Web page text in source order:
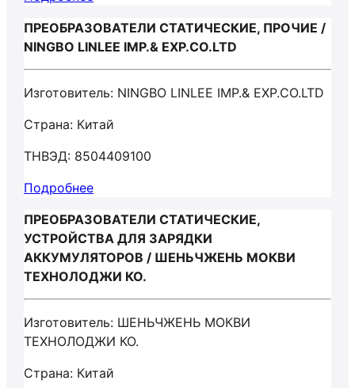
ПРЕОБРАЗОВАТЕЛИ СТАТИЧЕСКИЕ, ПРОЧИЕ /
NINGBO LINLEE IMP.& EXP.CO.LTD
Изготовитель: NINGBO LINLEE IMP.& EXP.CO.LTD
Страна: Китай
ТНВЭД: 8504409100
Подробнее
ПРЕОБРАЗОВАТЕЛИ СТАТИЧЕСКИЕ,
УСТРОЙСТВА ДЛЯ ЗАРЯДКИ
АККУМУЛЯТОРОВ / ШЕНЬЧЖЕНЬ МОКВИ
ТЕХНОЛОДЖИ КО.
Изготовитель: ШЕНЬЧЖЕНЬ МОКВИ
ТЕХНОЛОДЖИ КО.
Страна: Китай